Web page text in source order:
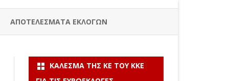
ΑΠΟΤΕΛΕΣΜΑΤΑ ΕΚΛΟΓΩΝ
ΚΆΛΕΣΜΑ ΤΗΣ ΚΕ ΤΟΥ ΚΚΕ